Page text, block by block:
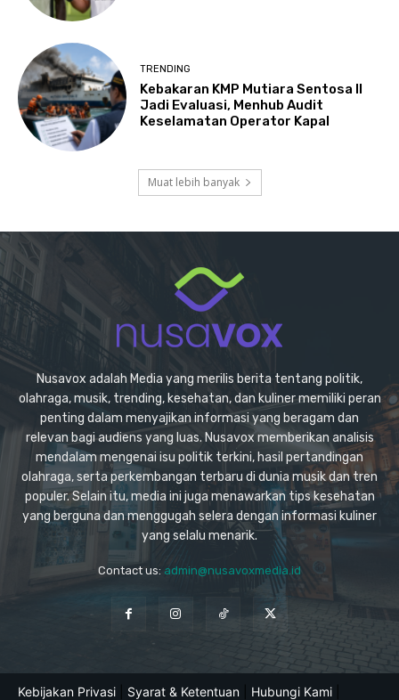
TRENDING
Kebakaran KMP Mutiara Sentosa II
Jadi Evaluasi, Menhub Audit
Keselamatan Operator Kapal
Muat lebih banyak
Nusavox adalah Media yang merilis berita tentang politik,
olahraga, musik, trending, kesehatan, dan kuliner memiliki peran
penting dalam menyajikan informasi yang beragam dan
relevan bagi audiens yang luas. Nusavox memberikan analisis
mendalam mengenai isu politik terkini, hasil pertandingan
olahraga, serta perkembangan terbaru di dunia musik dan tren
populer. Selain itu, media ini juga menawarkan tips kesehatan
yang berguna dan menggugah selera dengan informasi kuliner
yang selalu menarik.
Contact us: admin@nusavoxmedia.id
Kebijakan Privasi Syarat & Ketentuan Hubungi Kami